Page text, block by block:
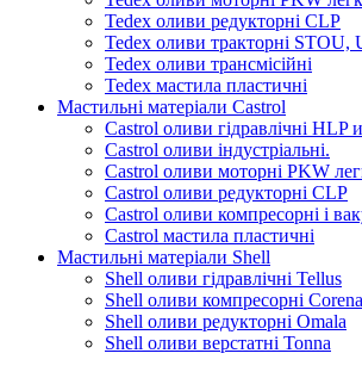
Tedex оливи редукторні CLP
Tedex оливи тракторні
Tedex оливи трансмісійні
Tedex мастила пластичні
Мастильні матеріали Castrol
Castrol оливи гідравлічні HLP
Castrol оливи індустріальні.
Castrol оливи моторні PKW
Castrol оливи редукторні CLP
Castrol оливи компресорні і
Castrol мастила пластичні
Мастильні матеріали Shell
Shell оливи гідравлічні Tellus
Shell оливи компресорні Corena
Shell оливи редукторні Omala
Shell оливи верстатні Tonna